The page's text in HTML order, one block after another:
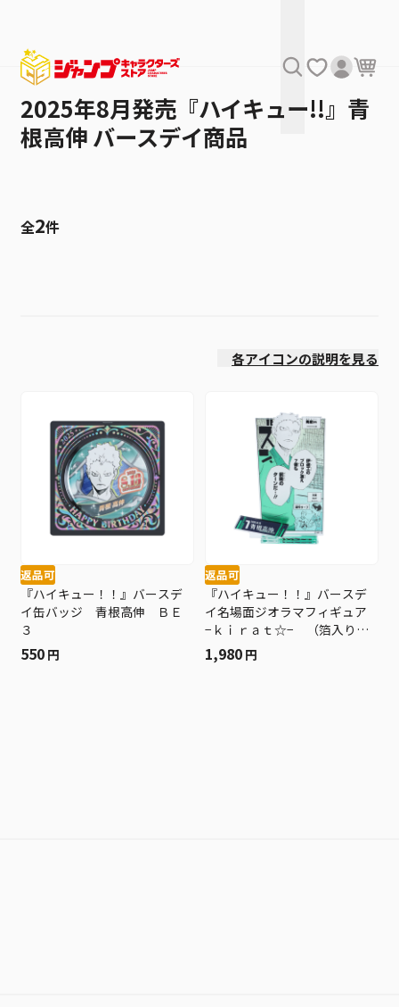
2025年8月発売『ハイキュー!!』青
根高伸 バースデイ商品
全2件
各アイコンの説明を見る
返品可
『ハイキュー！！』バースデ
イ缶バッジ 青根高伸 ＢＥ
３
550 円
返品可
『ハイキュー！！』バースデ
イ名場面ジオラマフィギュア
−ｋｉｒａｔ☆− （箔入りア
クリル） 青根高伸 ＢＥ３
1,980 円